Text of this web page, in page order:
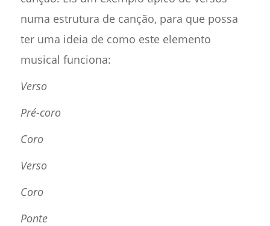
numa estrutura de canção, para que possa
ter uma ideia de como este elemento
musical funciona:
Verso
Pré-coro
Coro
Verso
Coro
Ponte